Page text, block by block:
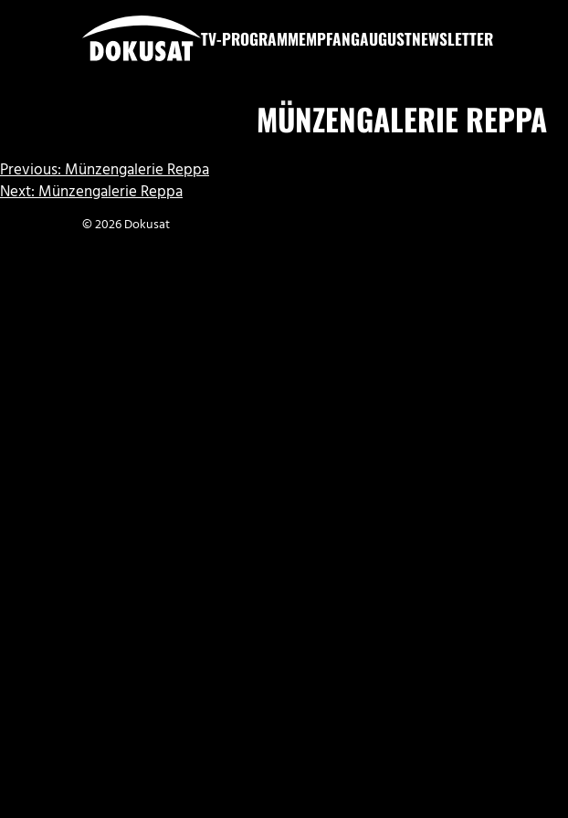
TV-PROGRAMMEMPFANGAUGUSTNEWSLETTER
MÜNZENGALERIE REPPA
BEITRAGSNAVIGATION
Previous:Münzengalerie Reppa
Next:Münzengalerie Reppa
© 2026 Dokusat